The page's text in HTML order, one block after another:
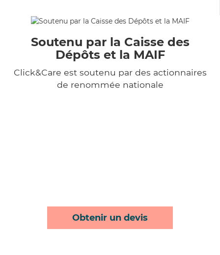
Soutenu par la Caisse des
Dépôts et la MAIF
Click&Care est soutenu par des actionnaires
de renommée nationale
Obtenir un devis